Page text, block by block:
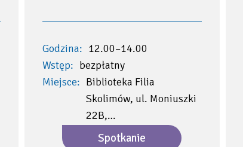
Godzina: 12.00–14.00
Wstęp: bezpłatny
Miejsce: Biblioteka Filia
Skolimów, ul. Moniuszki
22B,…
Spotkanie